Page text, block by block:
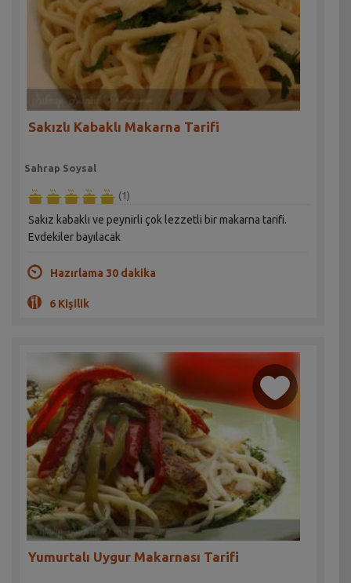
Sakızlı Kabaklı Makarna Tarifi
Sahrap Soysal
(1)
Sakız kabaklı ve peynirli çok lezzetli bir makarna tarifi.
Evdekiler bayılacak
Hazırlama 30 dakika
6 Kişilik
Yumurtalı Uygur Makarnası Tarifi